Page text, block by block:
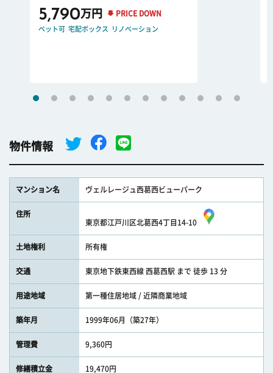
5,790万円 PRICE DOWN
ペット可 宅配ボックス リノベーション
物件情報
マンション名 ヴェルレージュ西葛西ビューパーク
住所
東京都江戸川区北葛西4丁目14-10
土地権利 所有権
交通 東京地下鉄東西線 西葛西駅 まで 徒歩 13 分
用途地域 第一種住居地域 / 近隣商業地域
築年月 1999年06月（築27年）
管理費 9,360円
修繕積立金 19,470円